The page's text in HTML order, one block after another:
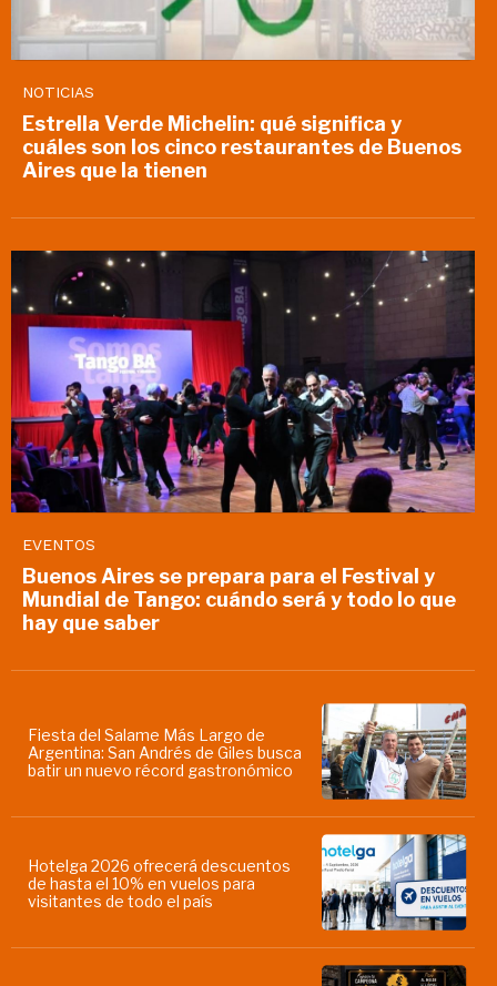
NOTICIAS
Estrella Verde Michelin: qué significa y
cuáles son los cinco restaurantes de Buenos
Aires que la tienen
EVENTOS
Buenos Aires se prepara para el Festival y
Mundial de Tango: cuándo será y todo lo que
hay que saber
Fiesta del Salame Más Largo de
Argentina: San Andrés de Giles busca
batir un nuevo récord gastronómico
Hotelga 2026 ofrecerá descuentos
de hasta el 10% en vuelos para
visitantes de todo el país